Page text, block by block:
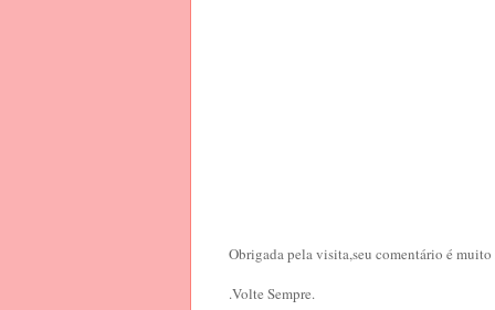
Obrigada pela visita,seu comentário é
.Volte Sempre.